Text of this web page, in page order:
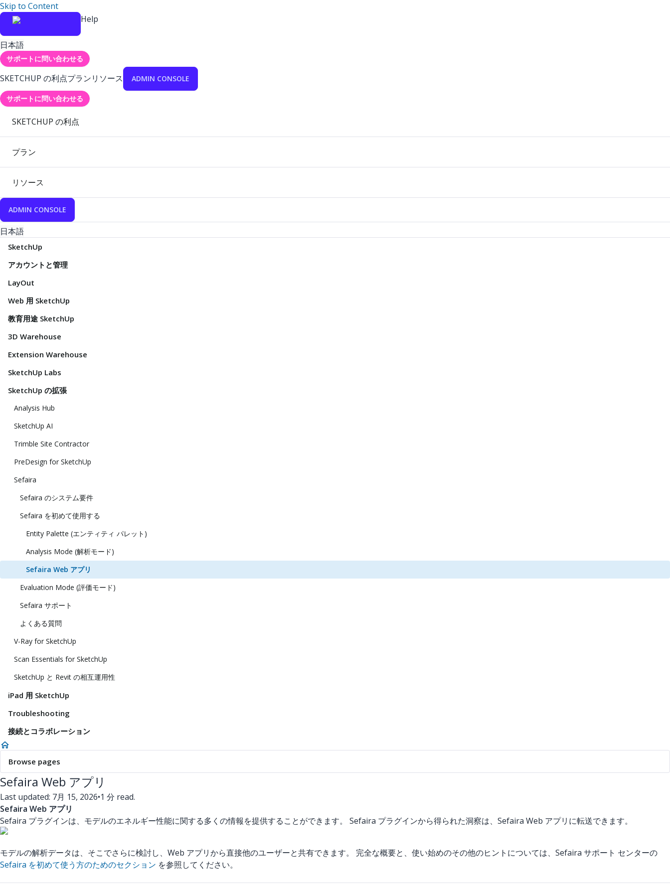
Skip to Content
Help
日本語
サポートに問い合わせる
SKETCHUP の利点プランリソース ADMIN CONSOLE
サポートに問い合わせる
SKETCHUP の利点
プラン
リソース
ADMIN CONSOLE
日本語
SketchUp
アカウントと管理
LayOut
Web 用 SketchUp
教育用途 SketchUp
3D Warehouse
Extension Warehouse
SketchUp Labs
SketchUp の拡張
Analysis Hub
SketchUp AI
Trimble Site Contractor
PreDesign for SketchUp
Sefaira
Sefaira のシステム要件
Sefaira を初めて使用する
Entity Palette (エンティティ パレット)
Analysis Mode (解析モード)
Sefaira Web アプリ
Evaluation Mode (評価モード)
Sefaira サポート
よくある質問
V-Ray for SketchUp
Scan Essentials for SketchUp
SketchUp と Revit の相互運用性
iPad 用 SketchUp
Troubleshooting
接続とコラボレーション
Browse pages
Sefaira Web アプリ
Last updated: 7月 15, 2026•1 分 read.
Sefaira Web アプリ
Sefaira プラグインは、モデルのエネルギー性能に関する多くの情報を提供することができます。 Sefaira プラグインから得られた洞察は、Sefaira Web アプリに転送できます。
モデルの解析データは、そこでさらに検討し、Web アプリから直接他のユーザーと共有できます。 完全な概要と、使い始めのその他のヒントについては、Sefaira サポート センターの
Sefaira を初めて使う方のためのセクション を参照してください。